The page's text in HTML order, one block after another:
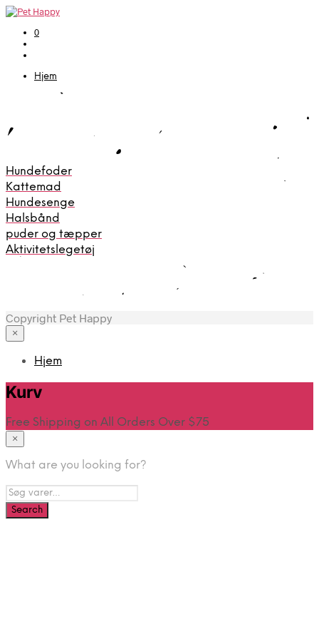
0
Hjem
Hundefoder
Kattemad
Hundesenge
Halsbånd
puder og tæpper
Aktivitetslegetøj
Copyright Pet Happy
×
Hjem
Kurv
Free Shipping on All Orders Over $75
×
What are you looking for?